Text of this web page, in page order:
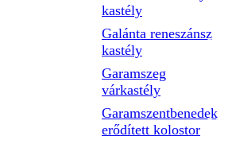
kastély
Galánta reneszánsz
kastély
Garamszeg
várkastély
Garamszentbenedek
erődített kolostor